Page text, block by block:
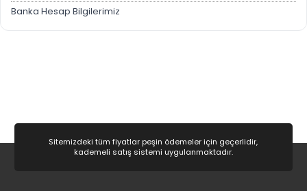
TERMAL OTELLER
Banka Hesap Bilgilerimiz
Sitemizdeki tüm fiyatlar peşin ödemeler için geçerlidir,
kademeli satış sistemi uygulanmaktadır.